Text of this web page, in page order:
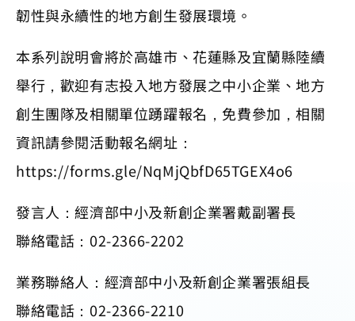
韌性與永續性的地方創生發展環境。
本系列說明會將於高雄市、花蓮縣及宜蘭縣陸續
舉行，歡迎有志投入地方發展之中小企業、地方
創生團隊及相關單位踴躍報名，免費參加，相關
資訊請參閱活動報名網址：
https://forms.gle/NqMjQbfD65TGEX4o6
發言人：經濟部中小及新創企業署戴副署長
聯絡電話：02-2366-2202
業務聯絡人：經濟部中小及新創企業署張組長
聯絡電話：02-2366-2210